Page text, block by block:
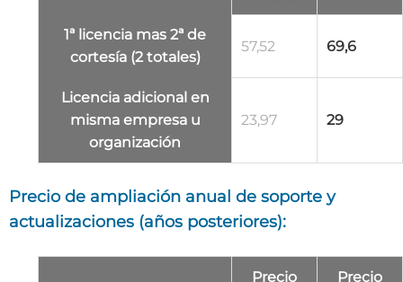
1ª licencia mas 2ª de
cortesía (2 totales)
57,52 69,6
Licencia adicionalen
misma empresa u
organización
23,97 29
Precio de ampliación anual de soporte y
actualizaciones (años posteriores):
Precio
Precio